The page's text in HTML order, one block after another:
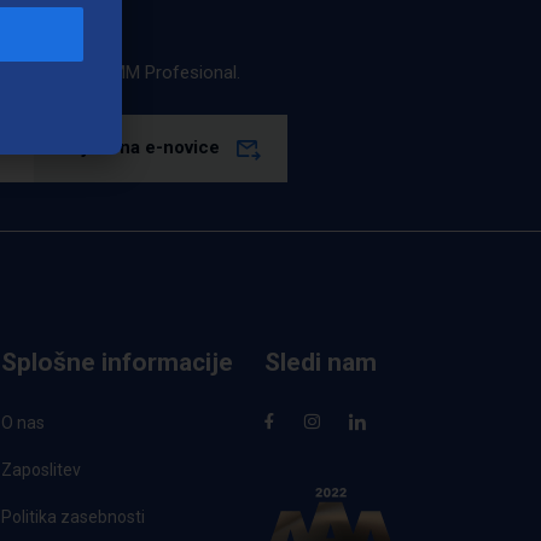
podjetja LMM Profesional.
Prijava na e-novice
Splošne informacije
O nas
Zaposlitev
Politika zasebnosti
Sledi nam